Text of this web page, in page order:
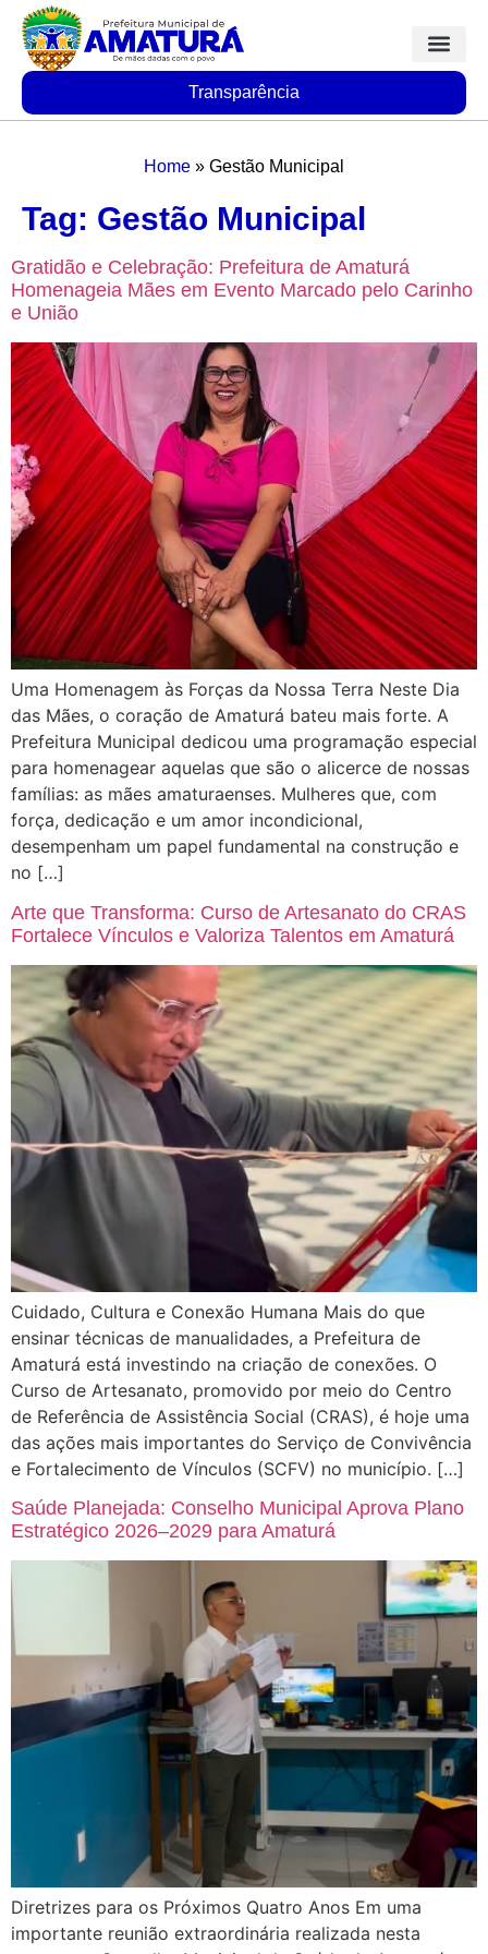
Transparência
Home » Gestão Municipal
Tag: Gestão Municipal
Gratidão e Celebração: Prefeitura de Amaturá
Homenageia Mães em Evento Marcado pelo Carinho
e União
Uma Homenagem às Forças da Nossa Terra Neste Dia
das Mães, o coração de Amaturá bateu mais forte. A
Prefeitura Municipal dedicou uma programação especial
para homenagear aquelas que são o alicerce de nossas
famílias: as mães amaturaenses. Mulheres que, com
força, dedicação e um amor incondicional,
desempenham um papel fundamental na construção e
no […]
Arte que Transforma: Curso de Artesanato do CRAS
Fortalece Vínculos e Valoriza Talentos em Amaturá
Cuidado, Cultura e Conexão Humana Mais do que
ensinar técnicas de manualidades, a Prefeitura de
Amaturá está investindo na criação de conexões. O
Curso de Artesanato, promovido por meio do Centro
de Referência de Assistência Social (CRAS), é hoje uma
das ações mais importantes do Serviço de Convivência
e Fortalecimento de Vínculos (SCFV) no município. […]
Saúde Planejada: Conselho Municipal Aprova Plano
Estratégico 2026–2029 para Amaturá
Diretrizes para os Próximos Quatro Anos Em uma
importante reunião extraordinária realizada nesta